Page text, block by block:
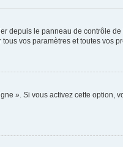
depuis le panneau de contrôle
vos paramètres et toutes vos
». Si vous activez cette option,